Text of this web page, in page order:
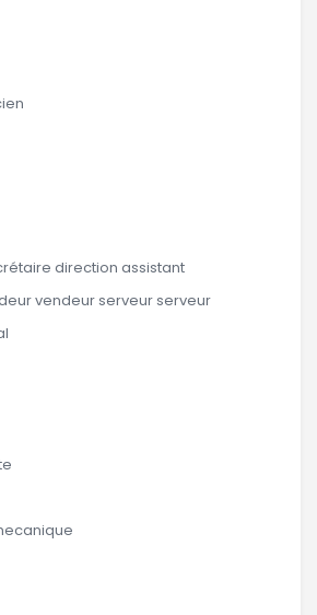
direction assistant
vendeur serveur serveur